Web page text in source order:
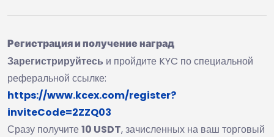
Регистрация и получение наград
Зарегистрируйтесь и пройдите KYC по специальной
реферальной ссылке:
https://www.kcex.com/register?
inviteCode=2ZZQ03
Сразу получите10 USDT, зачисленных на ваш торговый